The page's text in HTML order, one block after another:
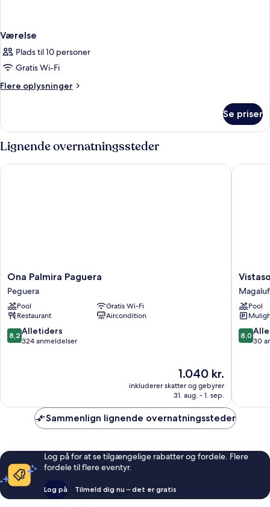
Værelse
Plads til 10 personer
Gratis Wi-Fi
Flere oplysninger
Flere
Se priser
Lignende overnatningssteder
Ona
Palmira
Paguera
Peguera
Ona Palmira Paguera
Peguera
Pool
Gratis Wi-Fi
Restaurant
Aircondition
8.2
ud
8,2 Alletiders
324 anmeldelser
Prisen
er
1.040 kr.
1.040 kr.
inkluderer skatter og gebyrer
31. aug. - 1. sep.
Ona Palmira Paguera
Vistasol
Magaluf
Magaluf
Pool
8.0
ud
8,0
30
Vistasol
Sammenlign lignende overnatningssteder
Log på for at se tilgængelige rabatter og fordele. Flere
fordele til flere eventyr.
Log på Tilmeld dig nu – det er gratis